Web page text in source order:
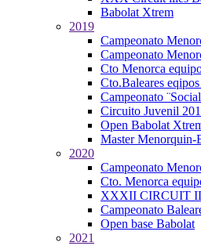
Babolat Xtrem
2019
Campeonato
Campeonato
Cto Menorca
Cto.Baleares
Campeonato
Circuito Juvenil
Open Babolat
Master
2020
Campeonato
Cto. Menorca
XXXII CIRCUIT
Campeonato
Open base Babolat
2021